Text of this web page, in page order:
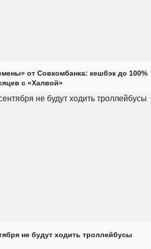
от Совкомбанка: кешбэк до 100%
с «Халвой»
не будут ходить троллейбусы